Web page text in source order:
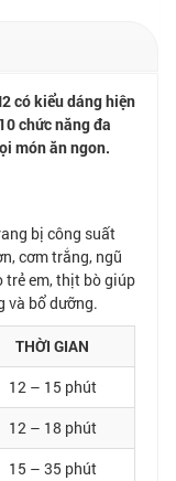
có kiểu dáng hiện
chức năng đa
món ăn ngon.
bị công suất
cơm trắng, ngũ
trẻ em, thịt bò giúp
và bổ dưỡng.
THỜI GIAN
12 – 15 phút
12 – 18 phút
15 – 35 phút